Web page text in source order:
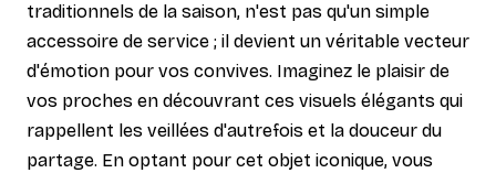
traditionnels de la saison, n'est pas qu'un simple
accessoire de service ; il devient un véritable vecteur
d'émotion pour vos convives. Imaginez le plaisir de
vos proches en découvrant ces visuels élégants qui
rappellent les veillées d'autrefois et la douceur du
partage. En optant pour cet objet iconique, vous